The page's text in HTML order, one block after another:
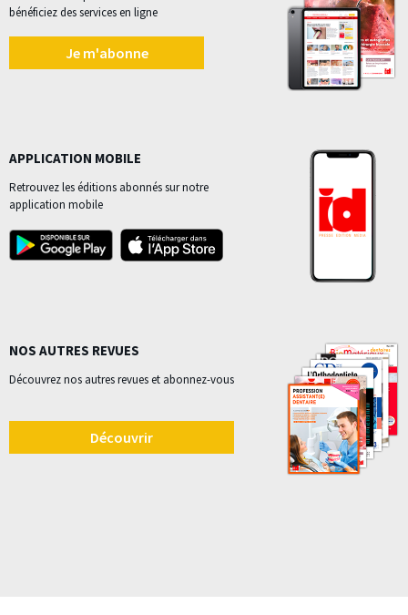
bénéficiez des services en ligne
Je m'abonne
APPLICATION MOBILE
Retrouvez les éditions abonnés sur notre
application mobile
NOS AUTRES REVUES
Découvrez nos autres revues et abonnez-vous
Découvrir